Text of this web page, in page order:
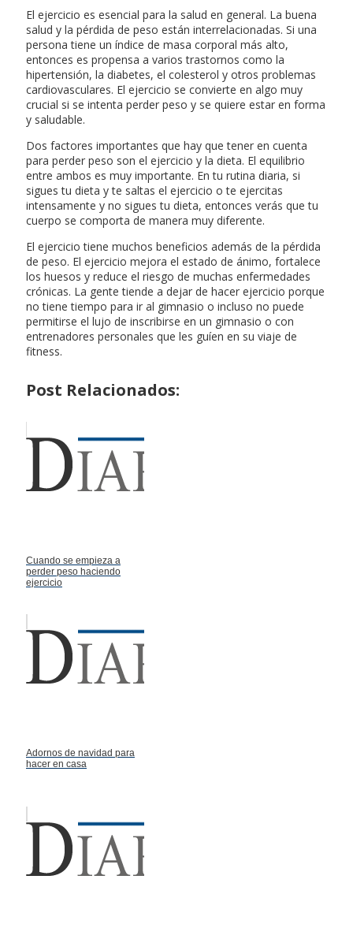
El ejercicio es esencial para la salud en general. La buena
salud y la pérdida de peso están interrelacionadas. Si una
persona tiene un índice de masa corporal más alto,
entonces es propensa a varios trastornos como la
hipertensión, la diabetes, el colesterol y otros problemas
cardiovasculares. El ejercicio se convierte en algo muy
crucial si se intenta perder peso y se quiere estar en forma
y saludable.
Dos factores importantes que hay que tener en cuenta
para perder peso son el ejercicio y la dieta. El equilibrio
entre ambos es muy importante. En tu rutina diaria, si
sigues tu dieta y te saltas el ejercicio o te ejercitas
intensamente y no sigues tu dieta, entonces verás que tu
cuerpo se comporta de manera muy diferente.
El ejercicio tiene muchos beneficios además de la pérdida
de peso. El ejercicio mejora el estado de ánimo, fortalece
los huesos y reduce el riesgo de muchas enfermedades
crónicas. La gente tiende a dejar de hacer ejercicio porque
no tiene tiempo para ir al gimnasio o incluso no puede
permitirse el lujo de inscribirse en un gimnasio o con
entrenadores personales que les guíen en su viaje de
fitness.
Post Relacionados:
Cuando se empieza a
perder peso haciendo
ejercicio
Adornos de navidad para
hacer en casa